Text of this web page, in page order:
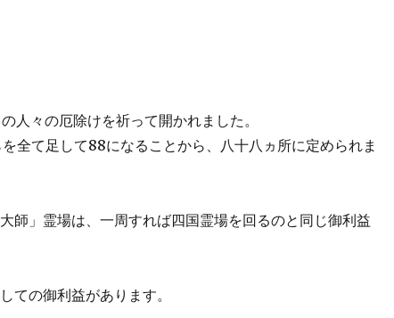
人々の厄除けを祈って開かれました。
全て足して88になることから、八十八ヵ所に定められま
師」霊場は、一周すれば四国霊場を回るのと同じ御利益
ての御利益があります。